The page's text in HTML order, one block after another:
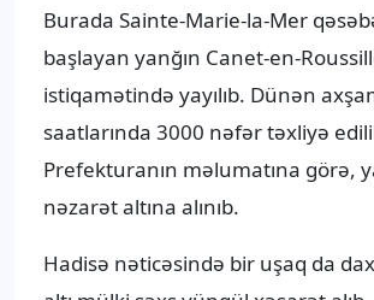
Burada Sainte-Marie-la-Mer
başlayan yanğın Canet-en-
istiqamətində yayılıb. Dünən
saatlarında 3000 nəfər təxliyə
Prefekturanın məlumatına görə,
nəzarət altına alınıb.
Hadisə nəticəsində bir uşaq da